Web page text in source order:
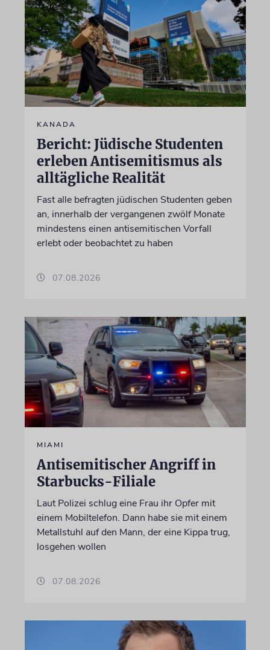
KANADA
Bericht: Jüdische Studenten
erleben Antisemitismus als
alltägliche Realität
Fast alle befragten jüdischen Studenten geben
an, innerhalb der vergangenen zwölf Monate
mindestens einen antisemitischen Vorfall
erlebt oder beobachtet zu haben
07.08.2026
MIAMI
Antisemitischer Angriff in
Starbucks-Filiale
Laut Polizei schlug eine Frau ihr Opfer mit
einem Mobiltelefon. Dann habe sie mit einem
Metallstuhl auf den Mann, der eine Kippa trug,
losgehen wollen
07.08.2026